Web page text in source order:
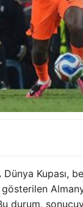
Dünya
gösterilen
durum,